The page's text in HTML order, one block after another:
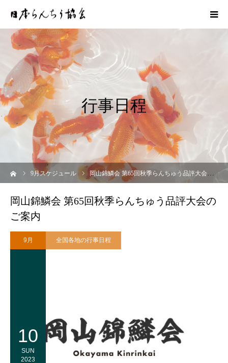
行事日程
9月スケジュール 岡山錦鱗会 第65回秋季らんちゅう品評大会のご案内
岡山錦鱗会 第65回秋季らんちゅう品評大会の
ご案内
9月
10
SUN
2023
全国各地の行事日程